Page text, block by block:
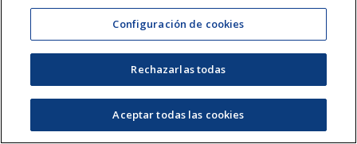
Configuración de cookies
Rechazarlas todas
Aceptar todas las cookies